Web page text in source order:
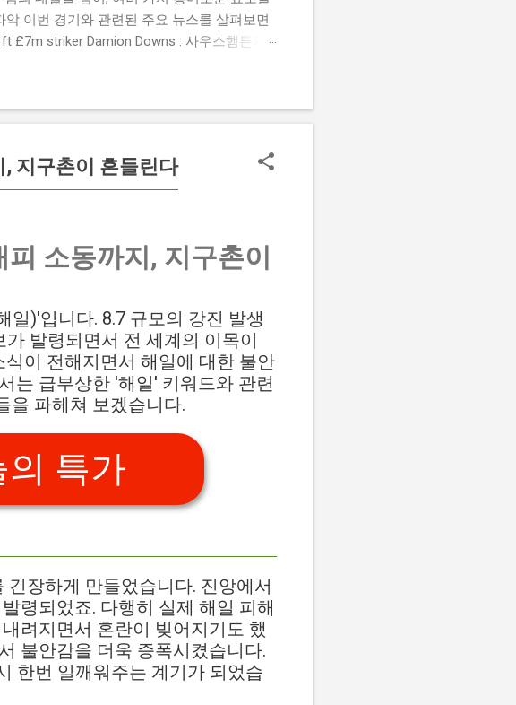
이번 경기와 관련된 주요 뉴스를 살펴보면
£7m striker Damion Downs : 사우스햄튼과
영합니다. Chris Davies: Birmingham City
티의 크리스 데이비스 감독은 원정 경기에서
지구촌이 흔들린다
소동까지, 지구촌이
일)'입니다. 8.7 규모의 강진 발생
발령되면서 전 세계의 이목이
이 전해지면서 해일에 대한 불안
는 급부상한 '해일' 키워드와 관련
을 파헤쳐 보겠습니다.
의 특가
장하게 만들었습니다. 진앙에서
령되었죠. 다행히 실제 해일 피해
려지면서 혼란이 빚어지기도 했
불안감을 더욱 증폭시켰습니다.
한번 일깨워주는 계기가 되었습